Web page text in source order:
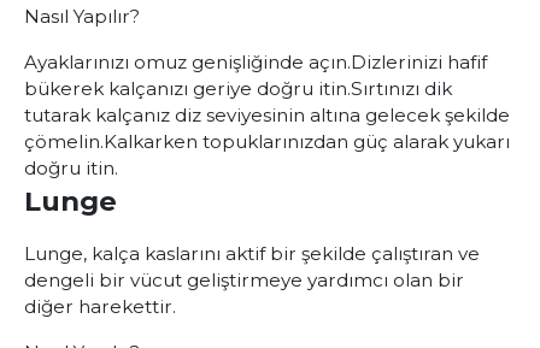
Nasıl Yapılır?
Ayaklarınızı omuz genişliğinde açın.Dizlerinizi hafif
bükerek kalçanızı geriye doğru itin.Sırtınızı dik
tutarak kalçanız diz seviyesinin altına gelecek şekilde
çömelin.Kalkarken topuklarınızdan güç alarak yukarı
doğru itin.
Lunge
Lunge, kalça kaslarını aktif bir şekilde çalıştıran ve
dengeli bir vücut geliştirmeye yardımcı olan bir
diğer harekettir.